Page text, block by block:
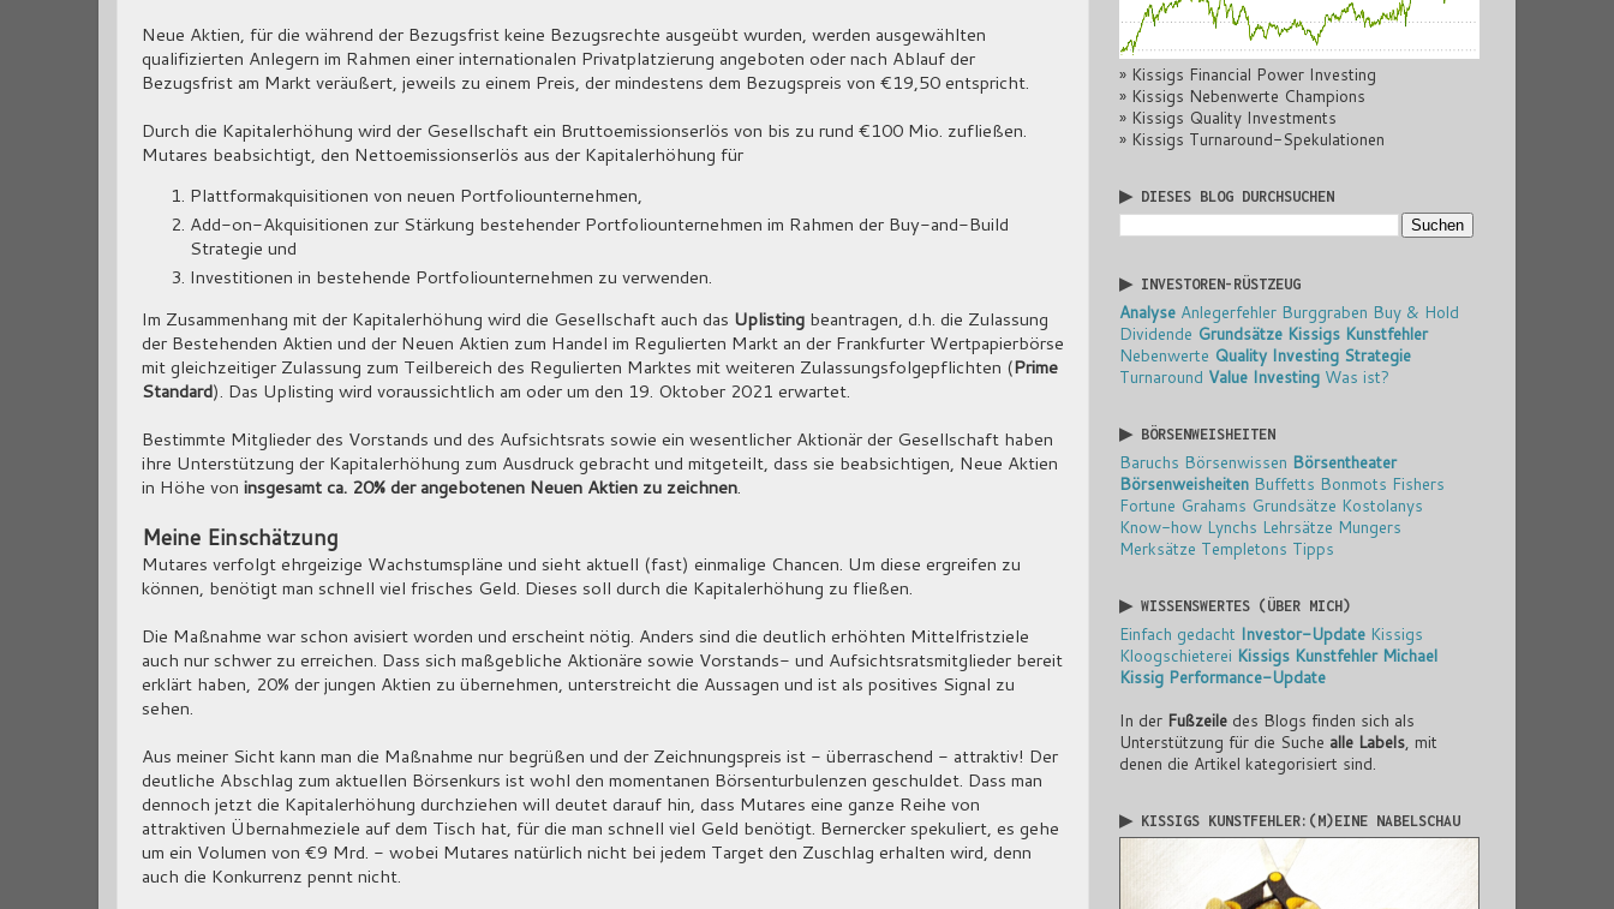
Neue Aktien, für die während der Bezugsfrist keine Bezugsrechte ausgeübt wurden, werden ausgewählten
qualifizierten Anlegern im Rahmen einer internationalen Privatplatzierung angeboten oder nach Ablauf der
Bezugsfrist am Markt veräußert, jeweils zu einem Preis, der mindestens dem Bezugspreis von €19,50 entspricht.
Durch die Kapitalerhöhung wird der Gesellschaft ein Bruttoemissionserlös von bis zu rund €100 Mio. zufließen.
Mutares beabsichtigt, den Nettoemissionserlös aus der Kapitalerhöhung für
Plattformakquisitionen von neuen Portfoliounternehmen,
Add-on-Akquisitionen zur Stärkung bestehender Portfoliounternehmen im Rahmen der Buy-and-Build
Strategie und
Investitionen in bestehende Portfoliounternehmen zu verwenden.
Im Zusammenhang mit der Kapitalerhöhung wird die Gesellschaft auch das Uplisting beantragen, d.h. die Zulassung
der Bestehenden Aktien und der Neuen Aktien zum Handel im Regulierten Markt an der Frankfurter Wertpapierbörse
mit gleichzeitiger Zulassung zum Teilbereich des Regulierten Marktes mit weiteren Zulassungsfolgepflichten (Prime
Standard). Das Uplisting wird voraussichtlich am oder um den 19. Oktober 2021 erwartet.
Bestimmte Mitglieder des Vorstands und des Aufsichtsrats sowie ein wesentlicher Aktionär der Gesellschaft haben
ihre Unterstützung der Kapitalerhöhung zum Ausdruck gebracht und mitgeteilt, dass sie beabsichtigen, Neue Aktien
in Höhe von insgesamt ca. 20% der angebotenen Neuen Aktien zu zeichnen.
Meine Einschätzung
Mutares verfolgt ehrgeizige Wachstumspläne und sieht aktuell (fast) einmalige Chancen. Um diese ergreifen zu
können, benötigt man schnell viel frisches Geld. Dieses soll durch die Kapitalerhöhung zu fließen.
Die Maßnahme war schon avisiert worden und erscheint nötig. Anders sind die deutlich erhöhten Mittelfristziele
auch nur schwer zu erreichen. Dass sich maßgebliche Aktionäre sowie Vorstands- und Aufsichtsratsmitglieder bereit
erklärt haben, 20% der jungen Aktien zu übernehmen, unterstreicht die Aussagen und ist als positives Signal zu
sehen.
Aus meiner Sicht kann man die Maßnahme nur begrüßen und der Zeichnungspreis ist - überraschend - attraktiv! Der
deutliche Abschlag zum aktuellen Börsenkurs ist wohl den momentanen Börsenturbulenzen geschuldet. Dass man
dennoch jetzt die Kapitalerhöhung durchziehen will deutet darauf hin, dass Mutares eine ganze Reihe von
attraktiven Übernahmeziele auf dem Tisch hat, für die man schnell viel Geld benötigt. Bernercker spekuliert, es gehe
um ein Volumen von €9 Mrd. - wobei Mutares natürlich nicht bei jedem Target den Zuschlag erhalten wird, denn
auch die Konkurrenz pennt nicht.
» Kissigs Financial Power Investing
» Kissigs Nebenwerte Champions
» Kissigs Quality Investments
» Kissigs Turnaround-Spekulationen
▶ DIESES BLOG DURCHSUCHEN
▶ INVESTOREN-RÜSTZEUG
Analyse Anlegerfehler Burggraben Buy & Hold
Dividende Grundsätze Kissigs Kunstfehler
Nebenwerte Quality Investing Strategie
Turnaround Value Investing Was ist?
▶ BÖRSENWEISHEITEN
Baruchs Börsenwissen Börsentheater
Börsenweisheiten Buffetts Bonmots Fishers
Fortune Grahams Grundsätze Kostolanys
Know-how Lynchs Lehrsätze Mungers
Merksätze Templetons Tipps
▶ WISSENSWERTES (ÜBER MICH)
Einfach gedacht Investor-Update Kissigs
Kloogschieterei Kissigs Kunstfehler Michael
Kissig Performance-Update
In der Fußzeile des Blogs finden sich als
Unterstützung für die Suche alle Labels , mit
denen die Artikel kategorisiert sind.
▶ KISSIGS KUNSTFEHLER:(M)EINE NABELSCHAU